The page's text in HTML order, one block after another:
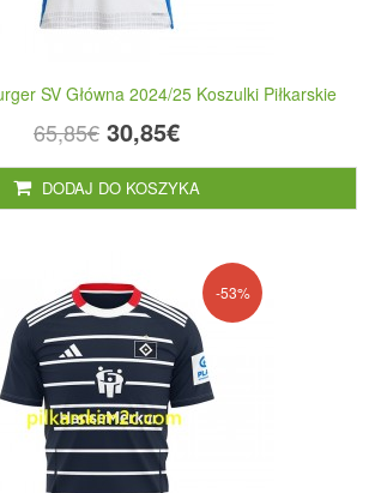
SV Główna 2024/25 Koszulki Piłkarskie
65,85€ 30,85€
DODAJ DO KOSZYKA
-53%